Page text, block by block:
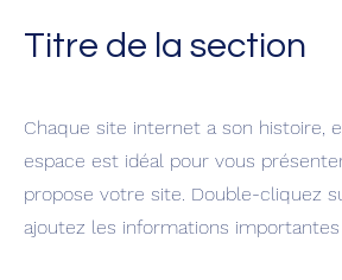
Titre de la section
Chaque site internet a son histoire,
espace est idéal pour vous
propose votre site. Double-cliquez
ajoutez les informations